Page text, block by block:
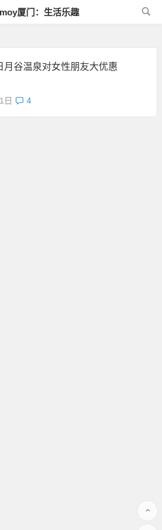
厦门：生活乐趣
月谷温泉对女性朋友大优惠
日 4